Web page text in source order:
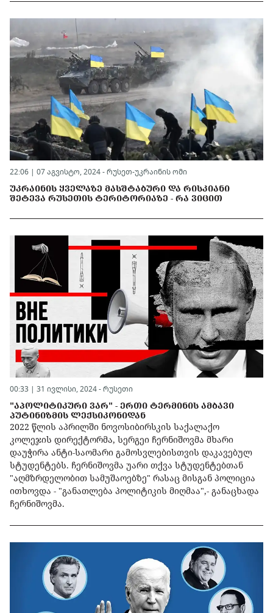
22:06 | 07 აგვისტო, 2024 - რუსეთ-უკრაინის ომი
ᲣᲙᲠᲐᲘᲜᲘᲡ ᲧᲕᲔᲚᲐᲖᲔ ᲛᲐᲡᲨᲢᲐᲑᲣᲠᲘ ᲓᲐ ᲠᲘᲡᲙᲘᲐᲜᲘ
ᲨᲔᲢᲔᲕᲐ ᲠᲣᲡᲔᲗᲘᲡ ᲢᲔᲠᲘᲢᲝᲠᲘᲐᲖᲔ - ᲠᲐ ᲕᲘᲪᲘᲗ
00:33 | 31 ივლისი, 2024 - რუსეთი
"ᲐᲞᲝᲚᲘᲢᲘᲙᲣᲠᲘ ᲕᲐᲠ" - ᲔᲠᲗᲘ ᲢᲔᲠᲛᲘᲜᲘᲡ ᲐᲛᲑᲐᲕᲘ
ᲞᲣᲢᲘᲜᲘᲖᲛᲘᲡ ᲚᲔᲥᲡᲘᲙᲝᲜᲘᲓᲐᲜ
2022 წლის აპრილში ნოვოსიბირსკის საქალაქო
კოლეჯის დირექტორმა, სერგეი ჩერნიშოვმა მხარი
დაუჭირა ანტი-საომარი გამოსვლებისთვის დაკავებულ
სტუდენტებს. ჩერნიშოვმა უარი თქვა სტუდენტებთან
"აღმზრდელობით სამუშაოებზე" რასაც მისგან პოლიცია
ითხოვდა - "განათლება პოლიტიკის მიღმაა",- განაცხადა
ჩერნიშოვმა.